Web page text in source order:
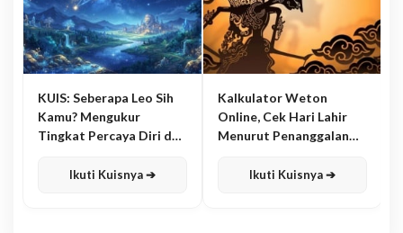
KUIS: Seberapa Leo Sih
Kamu? Mengukur
Tingkat Percaya Diri dan
Ikuti Kuisnya ➔
Kalkulator Weton
Online, Cek Hari Lahir
Menurut Penanggalan
Ikuti Kuisnya ➔